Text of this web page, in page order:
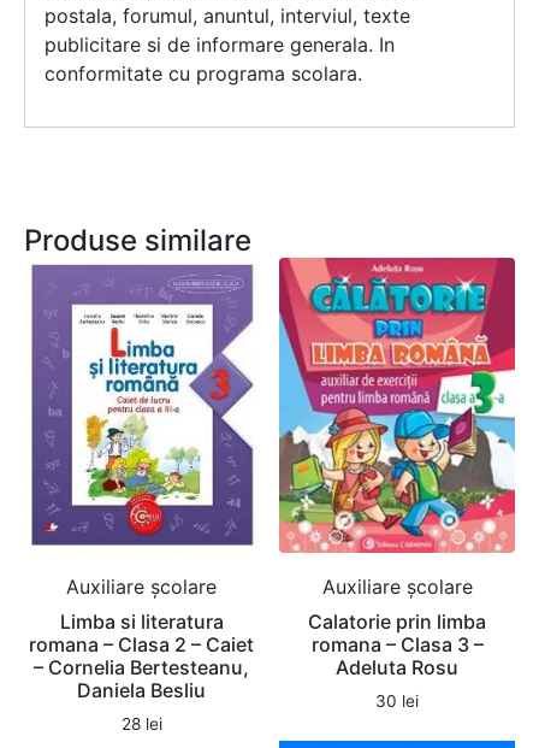
postala, forumul, anuntul, interviul, texte
publicitare si de informare generala. In
conformitate cu programa scolara.
Produse similare
Auxiliare şcolare
Limba si literatura
romana – Clasa 2 – Caiet
– Cornelia Bertesteanu,
Daniela Besliu
28 lei
Auxiliare şcolare
Calatorie prin limba
romana – Clasa 3 –
Adeluta Rosu
30 lei